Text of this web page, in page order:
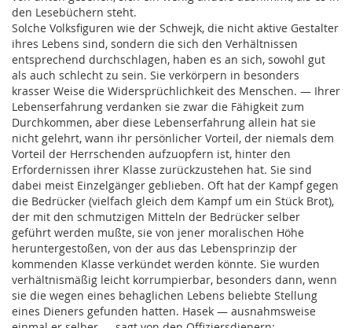
den Lesebüchern steht.
Solche Volksfiguren wie der Schwejk, die nicht aktive Gestalter
ihres Lebens sind, sondern die sich den Verhältnissen
entsprechend durchschlagen, haben es an sich, sowohl gut
als auch schlecht zu sein. Sie verkörpern in besonders
krasser Weise die Widersprüchlichkeit des Menschen. — Ihrer
Lebenserfahrung verdanken sie zwar die Fähigkeit zum
Durchkommen, aber diese Lebenserfahrung allein hat sie
nicht gelehrt, wann ihr persönlicher Vorteil, der niemals dem
Vorteil der Herrschenden aufzuopfern ist, hinter den
Erfordernissen ihrer Klasse zurückzustehen hat. Sie sind
dabei meist Einzelgänger geblieben. Oft hat der Kampf gegen
die Bedrücker (vielfach gleich dem Kampf um ein Stück Brot),
der mit den schmutzigen Mitteln der Bedrücker selber
geführt werden mußte, sie von jener moralischen Höhe
heruntergestoßen, von der aus das Lebensprinzip der
kommenden Klasse verkündet werden könnte. Sie wurden
verhältnismäßig leicht korrumpierbar, besonders dann, wenn
sie die wegen eines behaglichen Lebens beliebte Stellung
eines Dieners gefunden hatten. Hasek — ausnahmsweise